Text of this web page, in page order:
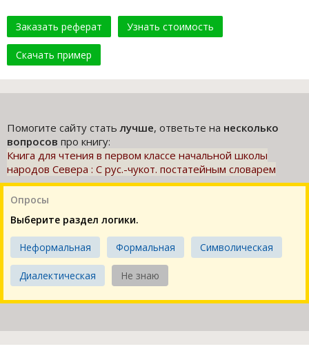
Заказать реферат Узнать стоимость
Скачать пример
Помогите сайту статьлучше, ответьте на несколько
вопросов про книгу:
Книга для чтения в первом классе начальной школы
народов Севера : С рус.-чукот. постатейным словарем
Опросы
Выберите раздел логики.
Неформальная Формальная Символическая
Диалектическая Не знаю